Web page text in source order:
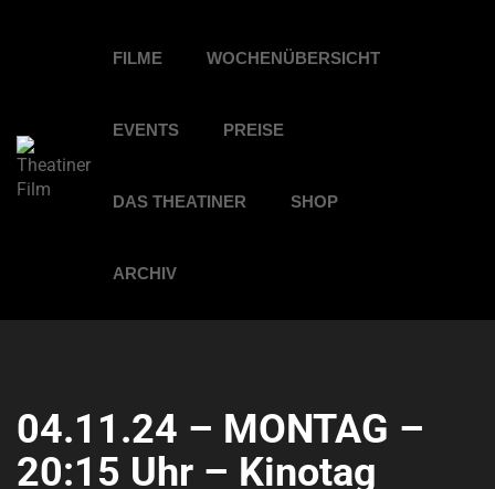
FILME WOCHENÜBERSICHT
EVENTS PREISE
DAS THEATINER SHOP
ARCHIV
04.11.24 – MONTAG –
20:15 Uhr – Kinotag